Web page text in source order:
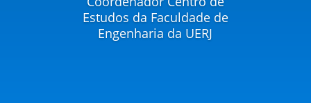
Estudos da Faculdade de
Engenharia da UERJ